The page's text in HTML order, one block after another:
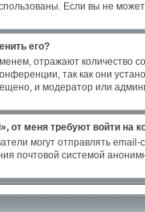
Если вы не
его?
отражают количество
так как они
и модератор или
от меня требуют войти на
могут отправлять
почтовой системой